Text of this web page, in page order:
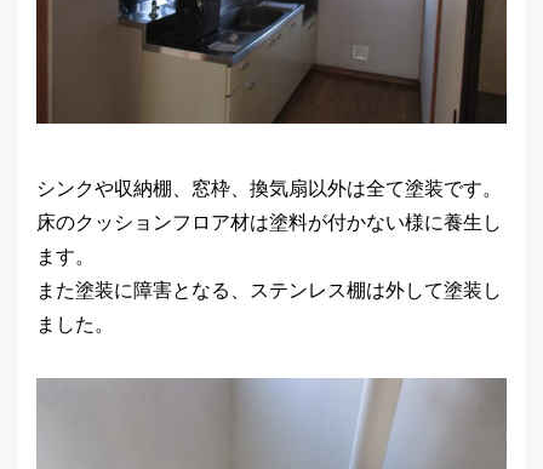
シンクや収納棚、窓枠、換気扇以外は全て塗装です。
床のクッションフロア材は塗料が付かない様に養生し
ます。
また塗装に障害となる、ステンレス棚は外して塗装し
ました。